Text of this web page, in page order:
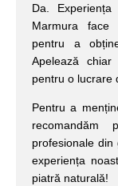
Da.
Marmura face
pentru a
Apelează
pentru o lucrare
Pentru a
recomandăm
profesionale din
experiența
piatră naturală!